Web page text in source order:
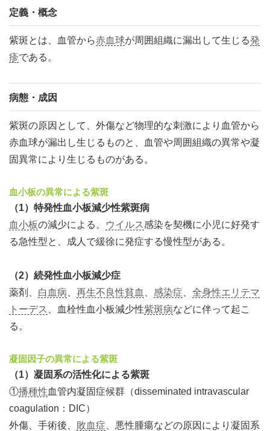
定義・概念
紫斑とは、血管から赤血球が周囲組織に漏出して生じる発
疹である。
病態・成因
紫斑の原因として、外傷など物理的な刺激により血管から
赤血球が漏出し生じるものと、血管や周囲組織の異常や凝
固異常により生じるものがある。
血小板の異常による紫斑
（1）特発性血小板減少性紫斑病
血小板の減少による。 ウイルス感染を契機に小児に好発す
る急性型と、成人で緩徐に発症する慢性型がある。
（2）続発性血小板減少症
薬剤、 白血病 再生不良性貧血 感染症
全身性エリテマ
トーデス
、血栓性血小板減少性紫斑病などに伴って起こ
る。
凝固因子の異常による紫斑
（1）凝固系の活性化による紫斑
①播種性血管内凝固症候群（disseminated intravascular
coagulation：DIC）
外傷、手術後、 敗血症 、悪性腫瘍などの原因により凝固系